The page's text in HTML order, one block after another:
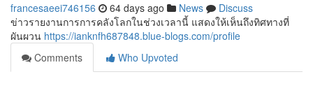
francesaeei746156 64 days ago News
Discuss
ข่าวรายงานการการคลังโลกในช่วงเวลานี้ แสดงให้เห็นถึงทิศทางที่
ผันผวน https://ianknfh687848.blue-blogs.com/profile
Comments
Who Upvoted